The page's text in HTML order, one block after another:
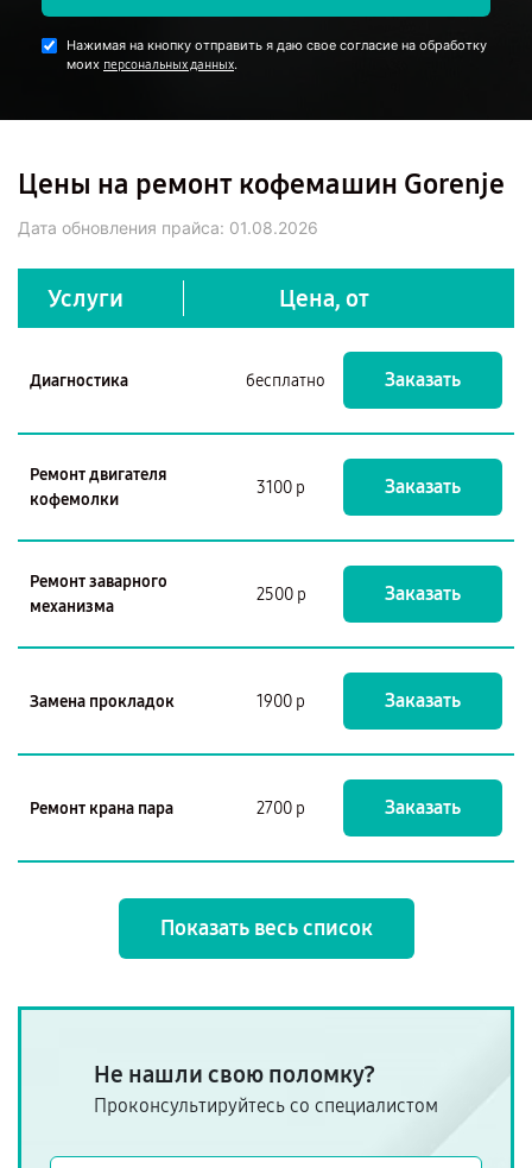
Нажимая на кнопку отправить я даю свое согласие на обработку
моих персональных данных.
Цены на ремонт кофемашин Gorenje
Дата обновления прайса: 01.08.2026
Услуги Цена, от
Диагностика бесплатно Заказать
Ремонт двигателя
кофемолки
3100 р Заказать
Ремонт заварного
механизма
2500 р Заказать
Замена прокладок 1900 р Заказать
Ремонт крана пара 2700 р Заказать
Показать весь список
Не нашли свою поломку?
Проконсультируйтесь со специалистом